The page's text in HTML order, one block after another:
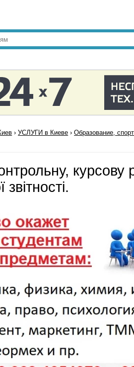
›УСЛУГИ в Киеве ›Образование,
курсову